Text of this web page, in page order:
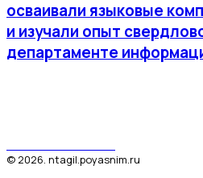
осваивали языковые
и изучали опыт
департаменте
© 2026. ntagil.poyasnim.ru